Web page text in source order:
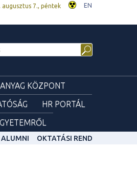
augusztus 7., péntek EN
KÖZPONT
HR PORTÁL
ALUMNI OKTATÁSI REND